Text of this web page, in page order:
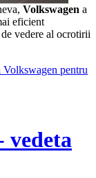
Volkswagen a
eficient
vedere al ocrotirii
Volkswagen pentru
vedeta